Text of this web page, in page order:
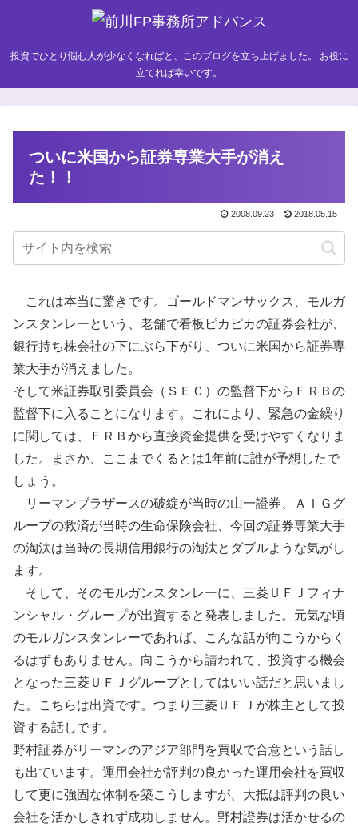
投資でひとり悩む人が少なくなればと、このブログを立ち上げました。 お役に
立てれば幸いです。
ついに米国から証券専業大手が消え
た！！
2008.09.23 2018.05.15
これは本当に驚きです。ゴールドマンサックス、モルガ
ンスタンレーという、老舗で看板ピカピカの証券会社が、
銀行持ち株会社の下にぶら下がり、ついに米国から証券専
業大手が消えました。
そして米証券取引委員会（ＳＥＣ）の監督下からＦＲＢの
監督下に入ることになります。これにより、緊急の金繰り
に関しては、ＦＲＢから直接資金提供を受けやすくなりま
した。まさか、ここまでくるとは1年前に誰が予想したで
しょう。
リーマンブラザースの破綻が当時の山一證券、ＡＩＧグ
ループの救済が当時の生命保険会社、今回の証券専業大手
の淘汰は当時の長期信用銀行の淘汰とダブルような気がし
ます。
そして、そのモルガンスタンレーに、三菱ＵＦＪフィナ
ンシャル・グループが出資すると発表しました。元気な頃
のモルガンスタンレーであれば、こんな話が向こうからく
るはずもありません。向こうから請われて、投資する機会
となった三菱ＵＦＪグループとしてはいい話だと思いまし
た。こちらは出資です。つまり三菱ＵＦＪが株主として投
資する話しです。
野村証券がリーマンのアジア部門を買収で合意という話し
も出ています。運用会社が評判の良かった運用会社を買収
して更に強固な体制を築こうしますが、大抵は評判の良い
会社を活かしきれず成功しません。野村證券は活かせるの